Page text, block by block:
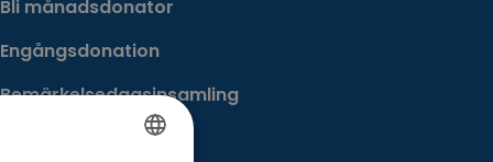
Bli månadsdonator
Engångsdonation
Bemärkelsedagsinsamling